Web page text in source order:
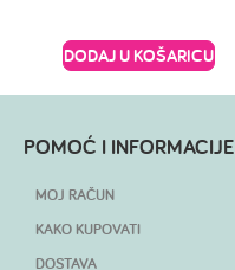
DODAJ U KOŠARICU
POMOĆ I INFORMACIJE
MOJ RAČUN
KAKO KUPOVATI
DOSTAVA